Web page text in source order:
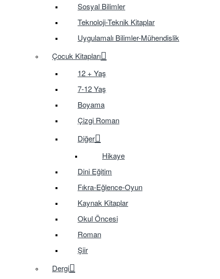
Sosyal Bilimler
Teknoloji-Teknik Kitaplar
Uygulamalı Bilimler-Mühendislik
Çocuk Kitapları
12 + Yaş
7-12 Yaş
Boyama
Çizgi Roman
Diğer
Hikaye
Dini Eğitim
Fıkra-Eğlence-Oyun
Kaynak Kitaplar
Okul Öncesi
Roman
Şiir
Dergi